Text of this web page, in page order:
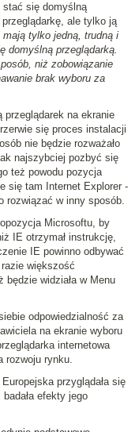
stać się domyślną
ale tylko ją
mają tylko jedną, trudną i
domyślną przeglądarką.
niż zobowiązanie
brak wyboru za
na ekranie
się proces instalacji
nie będzie rozważało
najszybciej pozbyć się
też powodu pozycja
się tam Internet Explorer -
rozwiązać w inny sposób.
Microsoftu, by
IE otrzymał instrukcję,
IE powinno odbywać
większość
widziała w Menu
odpowiedzialność za
na ekranie wyboru
internetowa
rozwoju rynku.
przyglądała się
efekty jego